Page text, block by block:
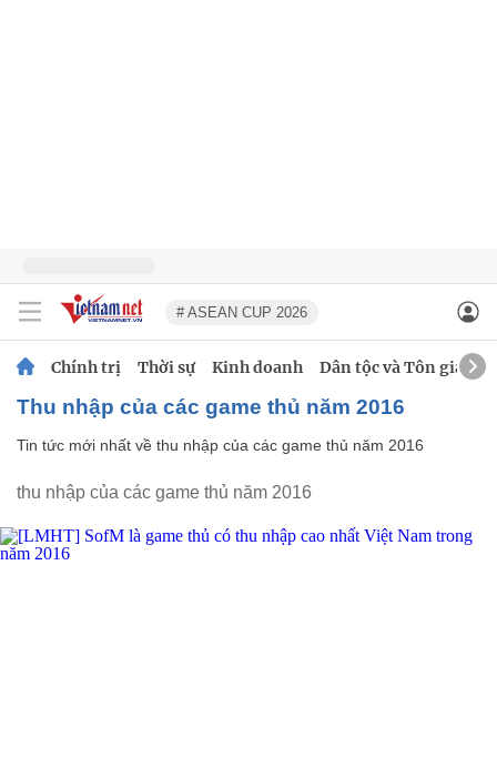
# ASEAN CUP 2026
Chính trị Thời sự Kinh doanh Dân tộc và Tôn giáo
thu nhập của các game thủ năm 2016
Tin tức mới nhất về thu nhập của các game thủ năm 2016
thu nhập của các game thủ năm 2016